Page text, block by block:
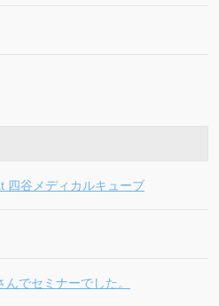
四谷メディカルキューブ
んでセミナーでした。